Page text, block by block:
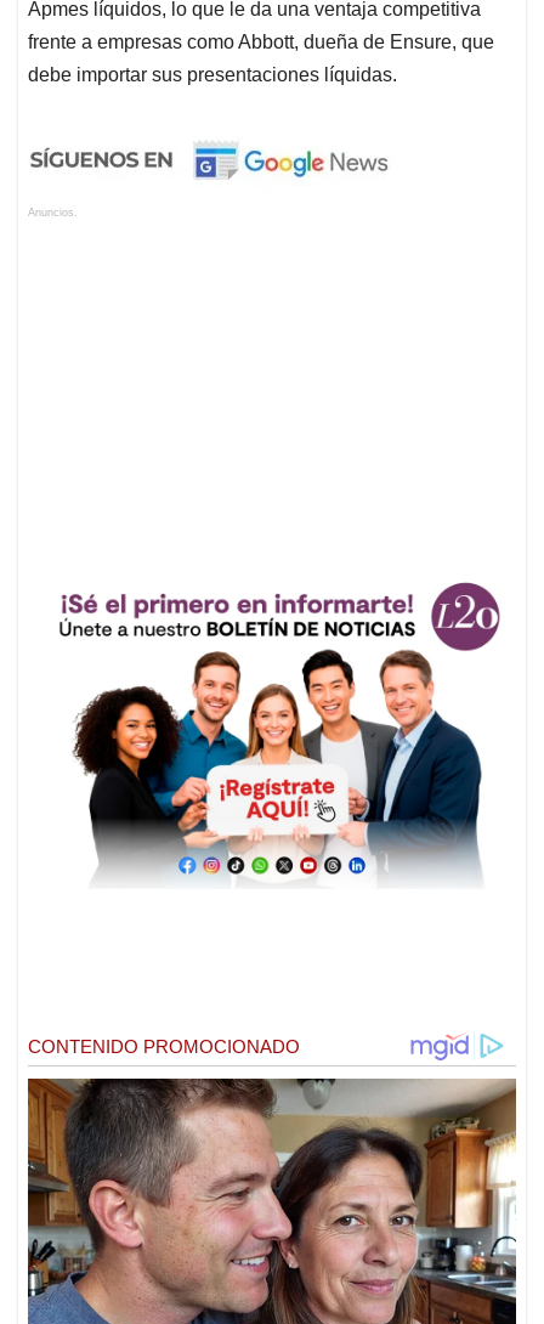
Apmes líquidos, lo que le da una ventaja competitiva
frente a empresas como Abbott, dueña de Ensure, que
debe importar sus presentaciones líquidas.
Anuncios.